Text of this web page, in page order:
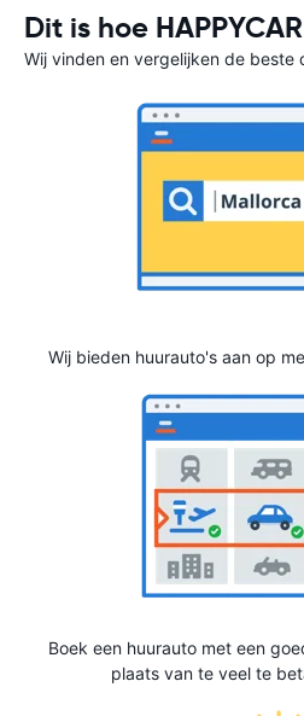
Dit is hoe
Wij vinden en vergelijken de beste
Wij bieden huurauto's aan op
Boek een huurauto met een
plaats van te veel te